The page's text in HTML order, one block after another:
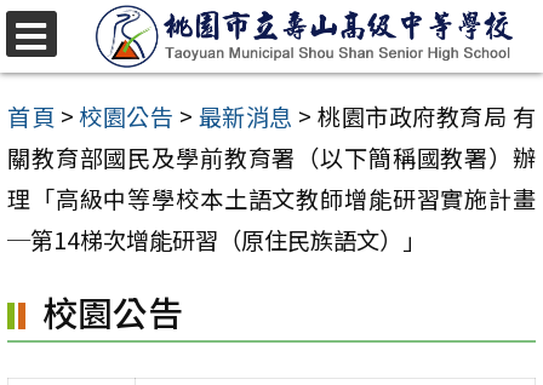
跳
至
主
要
內
首頁 >校園公告 > 最新消息 > 桃園市政府教育局 有
關教育部國民及學前教育署（以下簡稱國教署）辦
理「高級中等學校本土語文教師增能研習實施計畫
─第14梯次增能研習（原住民族語文）」
校園公告
選
單